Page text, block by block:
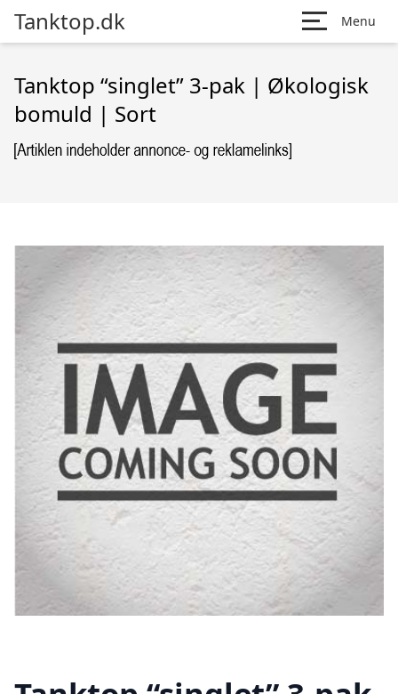
Tanktop.dk Menu
Tanktop “singlet” 3-pak | Økologisk
bomuld | Sort